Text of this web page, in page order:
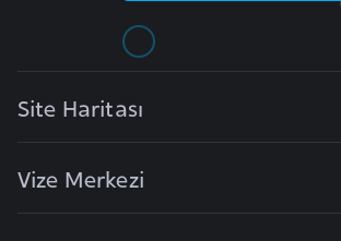
Site Haritası
Vize Merkezi
r
t